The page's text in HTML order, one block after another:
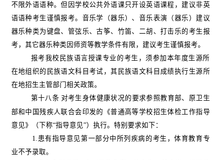
不限外语语种。但因学校公共外语课只开设英语课程，建议非英
语语种考生谨慎报考。音乐学（器乐）、音乐表演（器乐）建议
器乐种类为键盘、管弦乐、古筝、竹笛、二胡、打击乐的考生报
考，其它器乐种类因师资等教学条件有限，建议考生谨慎报考。
报考我校民族语言授课专业的考生，须参加本年度生源所
在地组织的民族语文科目考试，其民族语文科目成绩执行生源所
在地招生主管部门相关政策。
第十八条 对考生身体健康状况的要求参照教育部、原卫生
部和中国残疾人联合会印发的《普通高等学校招生体检工作指导
意见》（下称“指导意见”）执行。特别要求如下：
1. 患有指导意见第一部分中所列疾病的考生，体育教育专
业不予录取。